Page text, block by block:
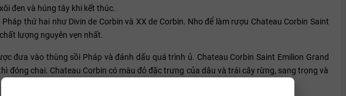
đen và húng tây khi kết thúc.
thứ hai như Divin de Corbin và XX de Corbin. Nho để làm rượu Chateau Corbin Saint
lượng nguyên vẹn nhất.
đưa vào thùng sồi Pháp và đánh dấu quá trình ủ. Chateau Corbin Saint Emilion Grand
đóng chai. Chateau Corbin có màu đỏ đặc trưng của dâu và trái cây rừng, sang trọng và